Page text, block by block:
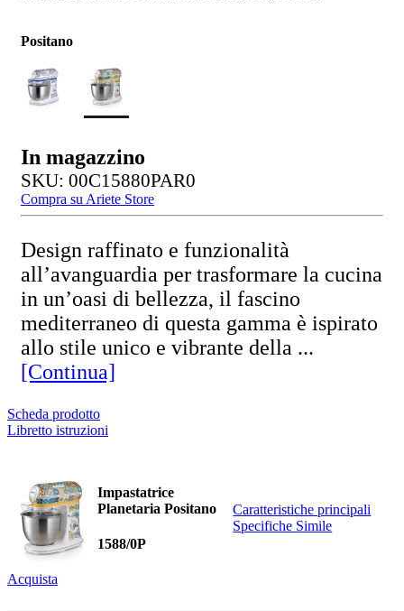
Positano
In magazzino
SKU: 00C15880PAR0
Compra su Ariete Store
Design raffinato e funzionalità
all’avanguardia per trasformare la cucina
in un’oasi di bellezza, il fascino
mediterraneo di questa gamma è ispirato
allo stile unico e vibrante della ...
[Continua]
Scheda prodotto
Libretto istruzioni
Impastatrice
Planetaria Positano
1588/0P
Caratteristiche principali
Specifiche Simile
Acquista